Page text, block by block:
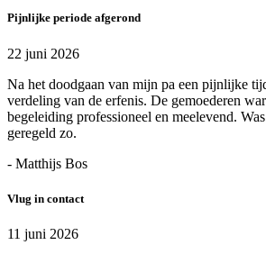
Pijnlijke periode afgerond
22 juni 2026
Na het doodgaan van mijn pa een pijnlijke
verdeling van de erfenis. De gemoederen
begeleiding professioneel en meelevend.
geregeld zo.
- Matthijs Bos
Vlug in contact
11 juni 2026